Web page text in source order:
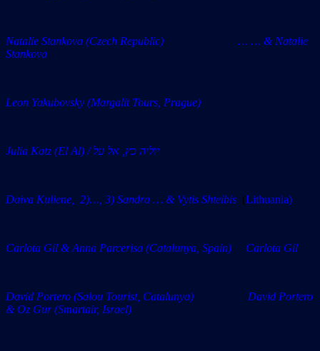
Natalie Stankova (Czech Republic) … … & Natalie
Stankova
Leon Yakubovsky (Margalit Tours, Prague)
Julia Katz (El Al) / יוליה כץ, אל על
Daiva Kuliene, 2)…, 3) Sandra … & Vytis Shteibis (Lithuania)
Carlota Gil & Anna Parcerisa (Catalunya, Spain) Carlota Gil
David Portero (Salou Tourist, Catalunya) David Portero
& Oz Gur (Smartair, Israel)